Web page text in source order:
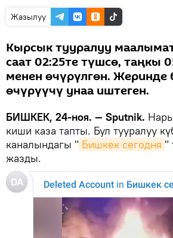
Жазылуу
Кырсык тууралуу
саат 02:25те түшсө, таңкы
менен өчүрүлгөн. Жеринде
өчүрүүчү унаа иштеген.
БИШКЕК, 24-ноя. — Sputnik.
киши каза тапты. Бул тууралуу
каналындагы " Бишкек сегодня "
жазды.